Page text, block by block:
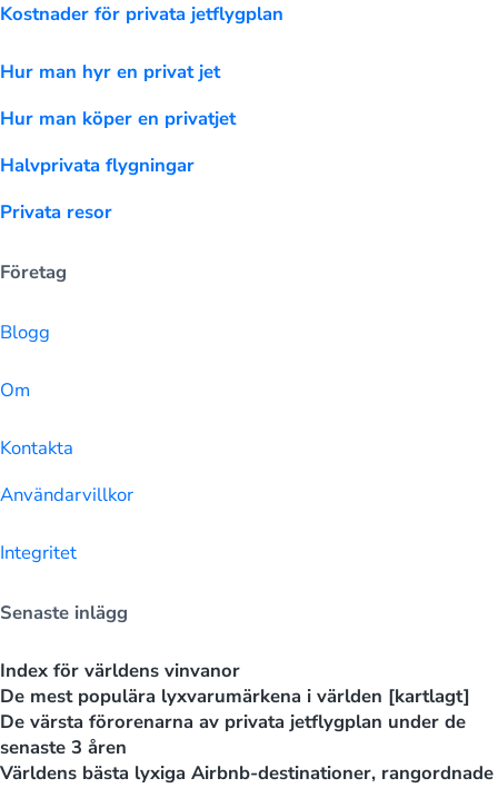
Kostnader för privata jetflygplan
Hur man hyr en privat jet
Hur man köper en privatjet
Halvprivata flygningar
Privata resor
Företag
Blogg
Om
Kontakta
Användarvillkor
Integritet
Senaste inlägg
Index för världens vinvanor
De mest populära lyxvarumärkena i världen [kartlagt]
De värsta förorenarna av privata jetflygplan under de
senaste 3 åren
Världens bästa lyxiga Airbnb-destinationer, rangordnade